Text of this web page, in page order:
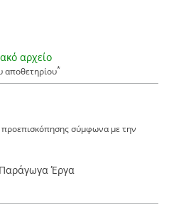
αρχείο
αποθετηρίου*
προεπισκόπησης σύμφωνα με την
Έργα